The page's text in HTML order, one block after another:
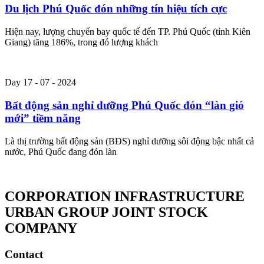
Du lịch Phú Quốc đón những tín hiệu tích cực
Hiện nay, lượng chuyến bay quốc tế đến TP. Phú Quốc (tỉnh Kiên
Giang) tăng 186%, trong đó lượng khách
Day 17 - 07 - 2024
Bất động sản nghỉ dưỡng Phú Quốc đón “làn gió
mới” tiềm năng
Là thị trường bất động sản (BĐS) nghỉ dưỡng sôi động bậc nhất cả
nước, Phú Quốc đang đón làn
CORPORATION INFRASTRUCTURE
URBAN GROUP JOINT STOCK
COMPANY
Contact